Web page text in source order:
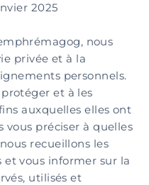
2025
nous
privée et à la
personnels.
et à les
auxquelles elles ont
vous préciser à quelles
recueillons les
vous informer sur la
utilisés et